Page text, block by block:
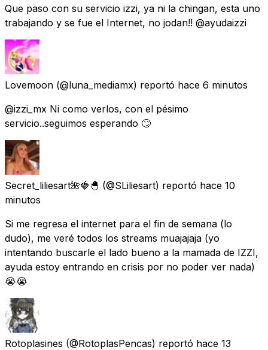
Que paso con su servicio izzi, ya ni la chingan, esta uno
trabajando y se fue el Internet, no jodan!! @ayudaizzi
Lovemoon (@luna_mediamx) reportó hace 6 minutos
@izzi_mx Ni como verlos, con el pésimo
servicio..seguimos esperando 🙄
Secret_liliesart🌺🍓🐣 (@SLiliesart) reportó hace 10
minutos
Si me regresa el internet para el fin de semana (lo
dudo), me veré todos los streams muajajaja (yo
intentando buscarle el lado bueno a la mamada de IZZI,
ayuda estoy entrando en crisis por no poder ver nada)
😭😭
Rotoplasines (@RotoplasPencas) reportó hace 13